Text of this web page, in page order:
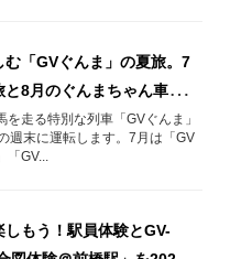
む「GVぐんま」の夏旅。7
と8月のぐんまちゃん車掌企
を走る特別な列車「GVぐんま」
週末に運転します。7月は「GV
GV...
しもう！駅員体験とGV-